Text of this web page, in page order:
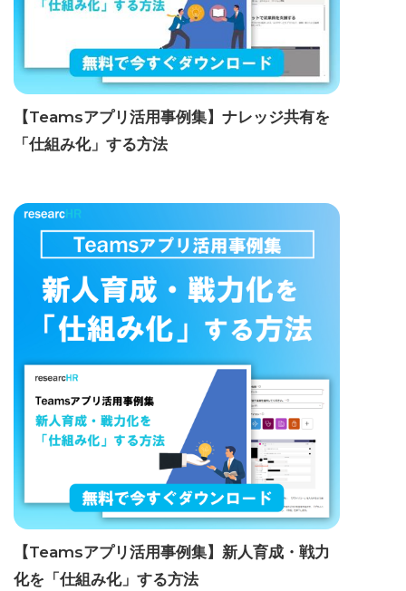
【Teamsアプリ活用事例集】ナレッジ共有を
「仕組み化」する方法
【Teamsアプリ活用事例集】新人育成・戦力
化を「仕組み化」する方法